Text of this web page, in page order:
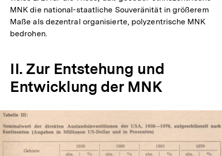
der
Fußnote
MNK die national-staatliche Souveränität in größerem
Maße als dezentral organisierte, polyzentrische MNK
bedrohen.
II. Zur Entstehung und
Entwicklung der MNK